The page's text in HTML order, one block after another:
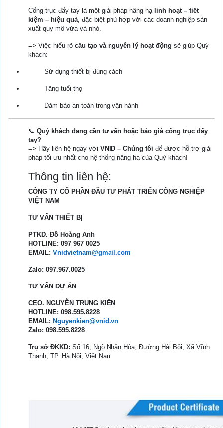
Cổng trục đẩy tay là một giải pháp nâng hạ linh hoạt – tiết
kiệm – hiệu quả, đặc biệt phù hợp với các doanh nghiệp sản
xuất quy mô vừa và nhỏ.
=> Việc hiểu rõ cấu tạo và nguyên lý hoạt động sẽ giúp Quý
khách:
Sử dụng thiết bị đúng cách
Tăng tuổi thọ
Đảm bảo an toàn trong vận hành
📞 Quý khách đang cần tư vấn hoặc báo giá cổng trục đẩy
tay?
=> Hãy liên hệ ngay với VNID – Chúng tôi để được hỗ trợ giải
pháp tối ưu nhất cho hệ thống nâng hạ của Quý khách!
Thông tin liên hệ:
CÔNG TY CỔ PHẦN ĐẦU TƯ PHÁT TRIỂN CÔNG NGHIỆP
VIỆT NAM
TƯ VẤN THIẾT BỊ
PTKD. Đỗ Hoàng Anh
HOTLINE: 097 967 0025
EMAIL: Vnidvietnam@gmail.com
Zalo: 097.967.0025
TƯ VẤN DỰ ÁN
CEO. NGUYỄN TRUNG KIÊN
HOTLINE: 098.595.8228
EMAIL: Nguyenkien@vnid.vn
Zalo: 098.595.8228
Trụ sở ĐKKD: Số 16, Ngõ Nhân Hòa, Đường Hải Bối, Xã Vĩnh
Thanh, TP. Hà Nội, Việt Nam